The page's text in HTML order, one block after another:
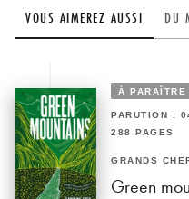
VOUS AIMEREZ AUSSI DU
À PARAÎTRE
PARUTION :
288 PAGES
GRANDS
Green